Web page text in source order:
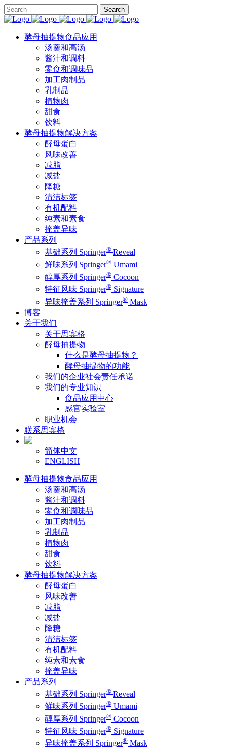
酵母抽提物食品应用
汤羹和高汤
酱汁和调料
零食和调味品
加工肉制品
乳制品
植物肉
甜食
饮料
酵母抽提物解决方案
酵母蛋白
风味改善
减脂
减盐
降糖
清洁标签
有机配料
纯素和素食
掩盖异味
产品系列
基础系列 Springer® Reveal
鲜味系列 Springer® Umami
醇厚系列 Springer® Cocoon
特征风味 Springer® Signature
异味掩盖系列 Springer® Mask
博客
关于我们
关于思宾格
酵母抽提物
什么是酵母抽提物？
酵母抽提物的功能
我们的企业社会责任承诺
我们的专业知识
食品应用中心
感官实验室
职业机会
联系思宾格
简体中文
ENGLISH
酵母抽提物食品应用
汤羹和高汤
酱汁和调料
零食和调味品
加工肉制品
乳制品
植物肉
甜食
饮料
酵母抽提物解决方案
酵母蛋白
风味改善
减脂
减盐
降糖
清洁标签
有机配料
纯素和素食
掩盖异味
产品系列
基础系列 Springer® Reveal
鲜味系列 Springer® Umami
醇厚系列 Springer® Cocoon
特征风味 Springer® Signature
异味掩盖系列 Springer® Mask